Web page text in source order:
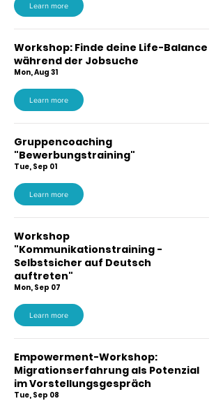
Learn more
Workshop: Finde deine Life-Balance
während der Jobsuche
Mon, Aug 31
Learn more
Gruppencoaching
"Bewerbungstraining"
Tue, Sep 01
Learn more
Workshop
"Kommunikationstraining -
Selbstsicher auf Deutsch
auftreten"
Mon, Sep 07
Learn more
Empowerment-Workshop:
Migrationserfahrung als Potenzial
im Vorstellungsgespräch
Tue, Sep 08